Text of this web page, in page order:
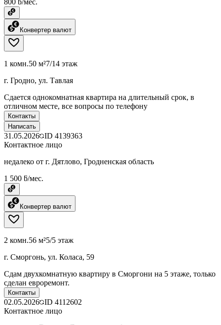
800 ƃ/мес.
Конвертер валют
1 комн.50 м²7/14 этаж
г. Гродно, ул. Тавлая
Сдается однокомнатная квартира на длительный срок, в
отличном месте, все вопросы по телефону
Контакты
Написать
31.05.2026 ID 4139363
Контактное лицо
недалеко от г. Дятлово, Гродненская область
1 500 ƃ/мес.
Конвертер валют
2 комн.56 м²5/5 этаж
г. Сморгонь, ул. Коласа, 59
Сдам двухкомнатную квартиру в Сморгони на 5 этаже, только
сделан евроремонт.
Контакты
02.05.2026 ID 4112602
Контактное лицо